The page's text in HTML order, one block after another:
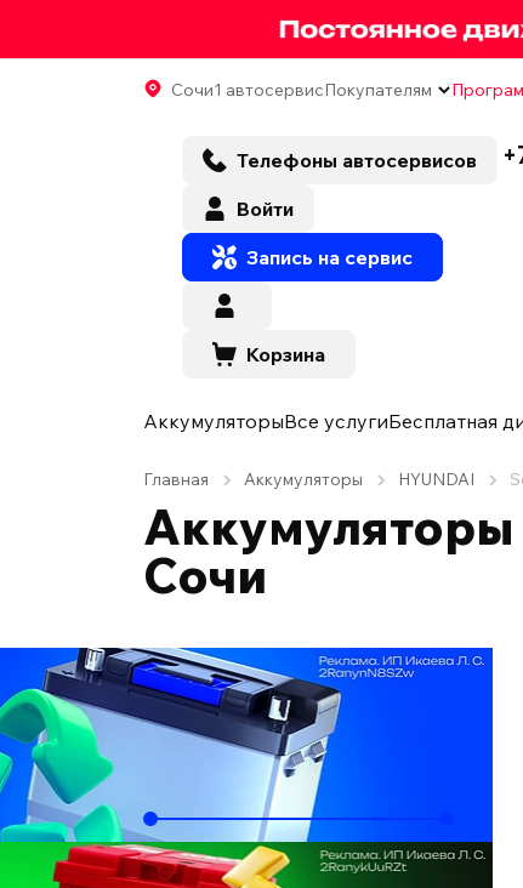
Сочи1 автосервисПокупателям
Телефоны автосервисов
Войти
Запись на сервис
Корзина
АккумуляторыВсе услугиБесплатная
Главная Аккумуляторы HYUNDAI
Аккумуляторы
Сочи
Подобрать по автомобилю
Ёмкость, Ач
Пусковой ток, А